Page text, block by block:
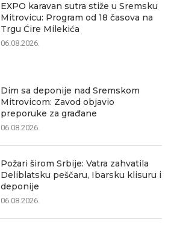
EXPO karavan sutra stiže u Sremsku
Mitrovicu: Program od 18 časova na
Trgu Ćire Milekića
06.08.2026.
Dim sa deponije nad Sremskom
Mitrovicom: Zavod objavio
preporuke za građane
06.08.2026.
Požari širom Srbije: Vatra zahvatila
Deliblatsku peščaru, Ibarsku klisuru i
deponije
06.08.2026.